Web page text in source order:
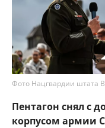
Фото Нацгвардии штата
Пентагон снял с
корпусом армии